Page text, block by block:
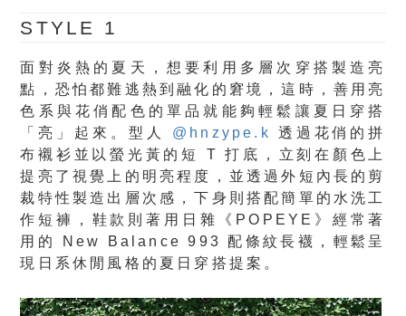
STYLE 1
面對炎熱的夏天，想要利用多層次穿搭製造亮
點，恐怕都難逃熱到融化的窘境，這時，善用亮
色系與花俏配色的單品就能夠輕鬆讓夏日穿搭
「亮」起來。型人 @hnzype.k
透過花俏的拼
布襯衫並以螢光黃的短 T 打底，立刻在顏色上
提亮了視覺上的明亮程度，並透過外短內長的剪
裁特性製造出層次感，下身則搭配簡單的水洗工
作短褲，鞋款則著用日雜《POPEYE》經常著
用的 New Balance 993 配條紋長襪，輕鬆呈
現日系休閒風格的夏日穿搭提案。